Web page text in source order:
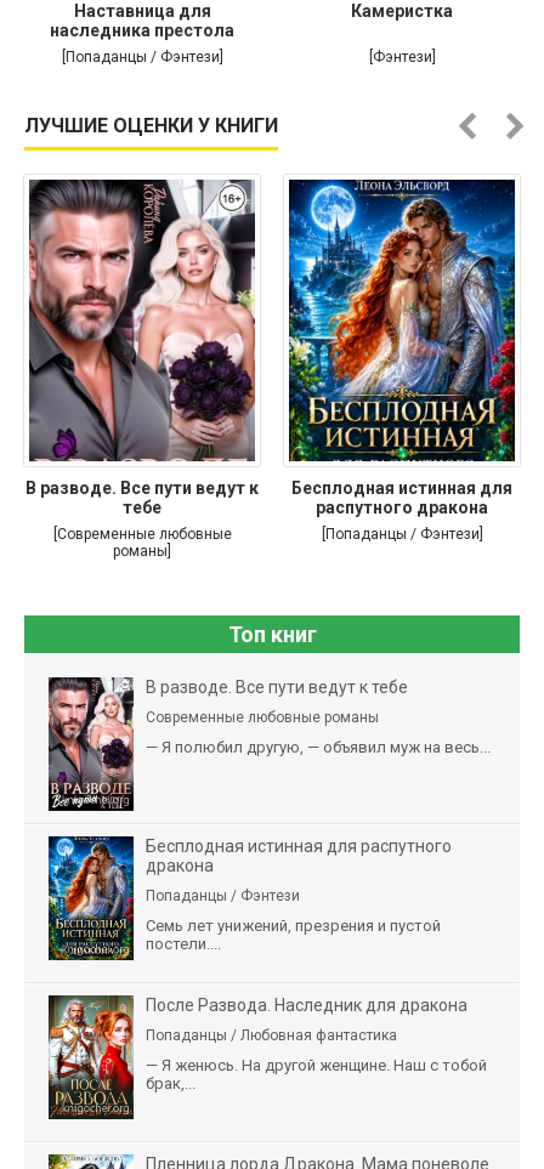
Наставница для
наследника престола
[Попаданцы / Фэнтези]
Камеристка
[Фэнтези]
ЛУЧШИЕ ОЦЕНКИ У КНИГИ
В разводе. Все пути ведут к
тебе
[Современные любовные
романы]
Бесплодная истинная для
распутного дракона
[Попаданцы / Фэнтези]
Топ книг
В разводе. Все пути ведут к тебе
Современные любовные романы
— Я полюбил другую, — объявил муж на весь...
Бесплодная истинная для распутного
дракона
Попаданцы / Фэнтези
Семь лет унижений, презрения и пустой
постели....
После Развода. Наследник для дракона
Попаданцы / Любовная фантастика
— Я женюсь. На другой женщине. Наш с тобой
брак,...
Пленница лорда Дракона. Мама поневоле